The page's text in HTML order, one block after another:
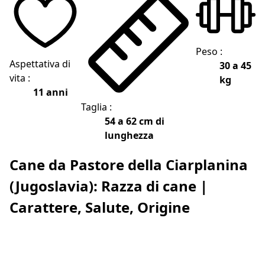
Aspettativa di
vita :
11 anni
Taglia :
54 a 62 cm di
lunghezza
Peso :
30 a 45
kg
Cane da Pastore della Ciarplanina
(Jugoslavia): Razza di cane |
Carattere, Salute, Origine